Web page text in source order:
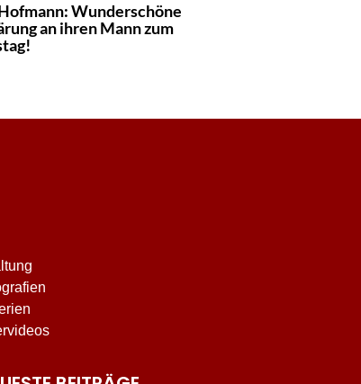
Wunderschöne
an ihren Mann zum